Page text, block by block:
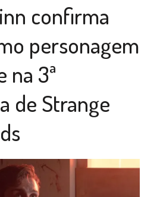
confirma
personagem
na 3ª
de Strange